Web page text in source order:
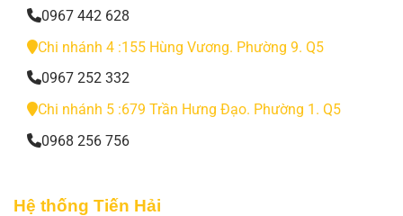
0967 442 628
Chi nhánh 4 :155 Hùng Vương. Phường 9. Q5
0967 252 332
Chi nhánh 5 :679 Trần Hưng Đạo. Phường 1. Q5
0968 256 756
Hệ thống Tiến Hải